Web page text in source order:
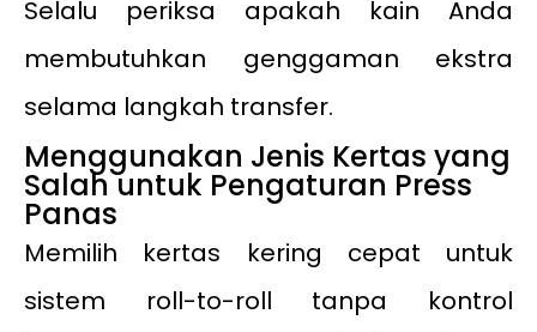
Selalu periksa apakah kain Anda
membutuhkan genggaman ekstra
selama langkah transfer.
Menggunakan Jenis Kertas yang
Salah untuk Pengaturan Press
Panas
Memilih kertas kering cepat untuk
sistem roll-to-roll tanpa kontrol